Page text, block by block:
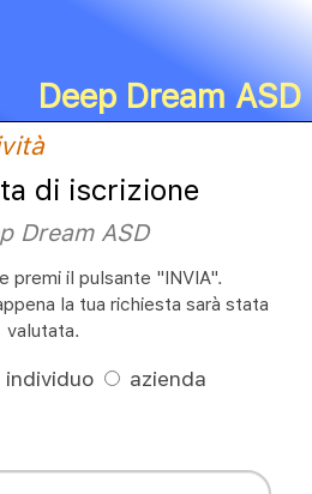
Deep Dream ASD
di iscrizione
Dream ASD
premi il pulsante "INVIA".
la tua richiesta sarà stata
valutata.
individuo azienda